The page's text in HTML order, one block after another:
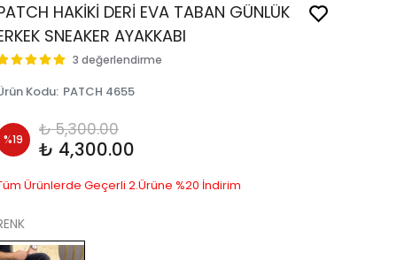
HAKİKİ DERİ EVA TABAN GÜNLÜK
SNEAKER AYAKKABI
3 değerlendirme
Kodu: PATCH 4655
%19 ₺ 5,300.00
₺ 4,300.00
Ürünlerde Geçerli 2.Ürüne %20 İndirim